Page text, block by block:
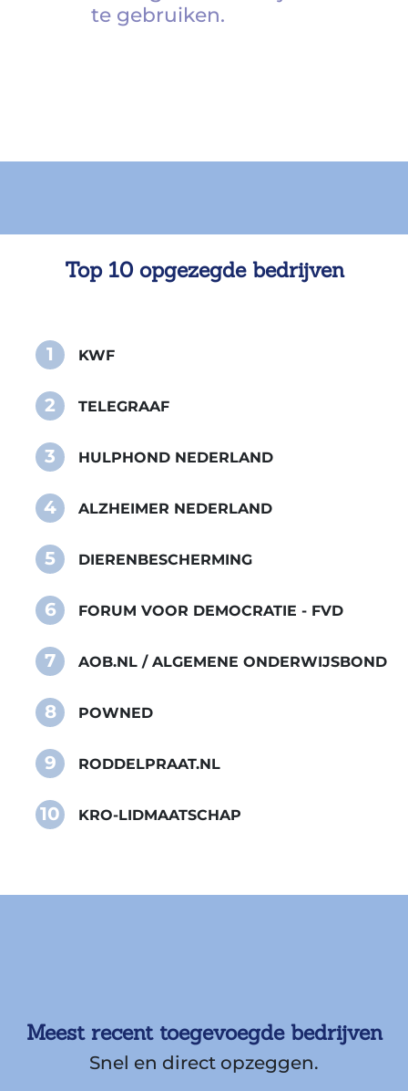
te gebruiken.
Top 10 opgezegde bedrijven
1 KWF
2 TELEGRAAF
3 HULPHOND NEDERLAND
4 ALZHEIMER NEDERLAND
5 DIERENBESCHERMING
6 FORUM VOOR DEMOCRATIE - FVD
7 AOB.NL / ALGEMENE ONDERWIJSBOND
8 POWNED
9 RODDELPRAAT.NL
10 KRO-LIDMAATSCHAP
Meest recent toegevoegde bedrijven
Snel en direct opzeggen.